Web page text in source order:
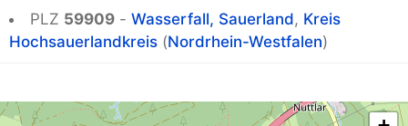
PLZ 59909 - Wasserfall, Sauerland, Kreis
Hochsauerlandkreis (Nordrhein-Westfalen)